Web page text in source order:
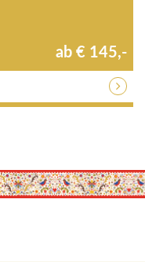
ab € 145,-